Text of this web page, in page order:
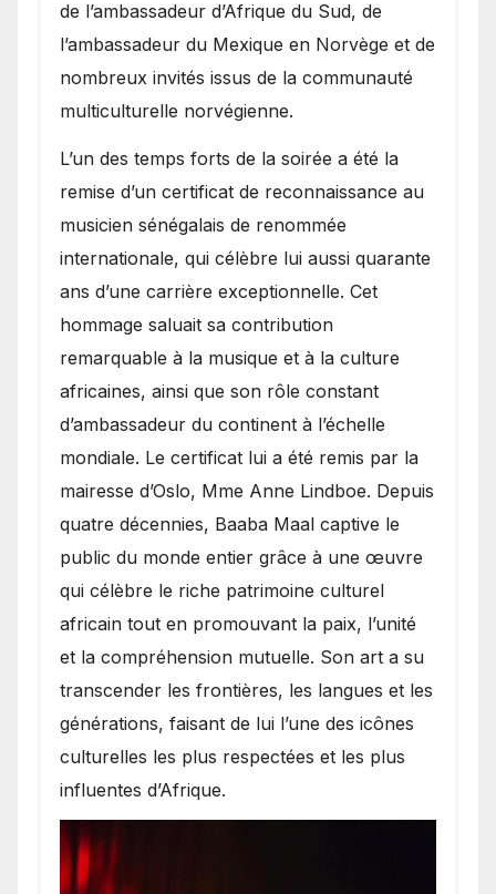
de l’ambassadeur d’Afrique du Sud, de
l’ambassadeur du Mexique en Norvège et de
nombreux invités issus de la communauté
multiculturelle norvégienne.
​L’un des temps forts de la soirée a été la
remise d’un certificat de reconnaissance au
musicien sénégalais de renommée
internationale, qui célèbre lui aussi quarante
ans d’une carrière exceptionnelle. Cet
hommage saluait sa contribution
remarquable à la musique et à la culture
africaines, ainsi que son rôle constant
d’ambassadeur du continent à l’échelle
mondiale. Le certificat lui a été remis par la
mairesse d’Oslo, Mme Anne Lindboe. Depuis
quatre décennies, Baaba Maal captive le
public du monde entier grâce à une œuvre
qui célèbre le riche patrimoine culturel
africain tout en promouvant la paix, l’unité
et la compréhension mutuelle. Son art a su
transcender les frontières, les langues et les
générations, faisant de lui l’une des icônes
culturelles les plus respectées et les plus
influentes d’Afrique.